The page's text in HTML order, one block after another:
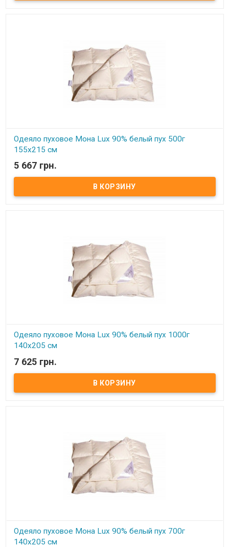
Одеяло пуховое Мона Lux 90% белый пух 500г
155х215 см
В наличии
Одеяло пуховое Мона Lux 90% белый пух Размер: 155х215 см
Цвет: белый, кремовый Наполнитель: 90% натуральный белый
гусиный пух, 10% мелкого пера. Чехол: тик-батист, 100% хлопок
5 667 грн.
Одеяло пуховое Мона Lux 90% белый пух 1000г
140х205 см
В наличии
Одеяло пуховое Мона Lux 90% белый пух Размер: 140х205 см
Цвет: белый, кремовый Наполнитель: 90% натуральный белый
гусиный пух, 10% мелкого пера. Чехол: тик-батист, 100% хлопок
7 625 грн.
Одеяло пуховое Мона Lux 90% белый пух 700г
140х205 см